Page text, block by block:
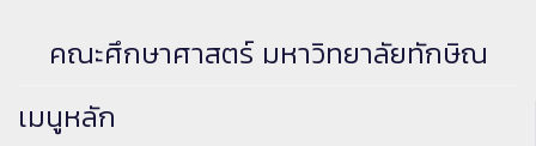
คณะศึกษาศาสตร์ มหาวิทยาลัยทักษิณ
เมนูหลัก